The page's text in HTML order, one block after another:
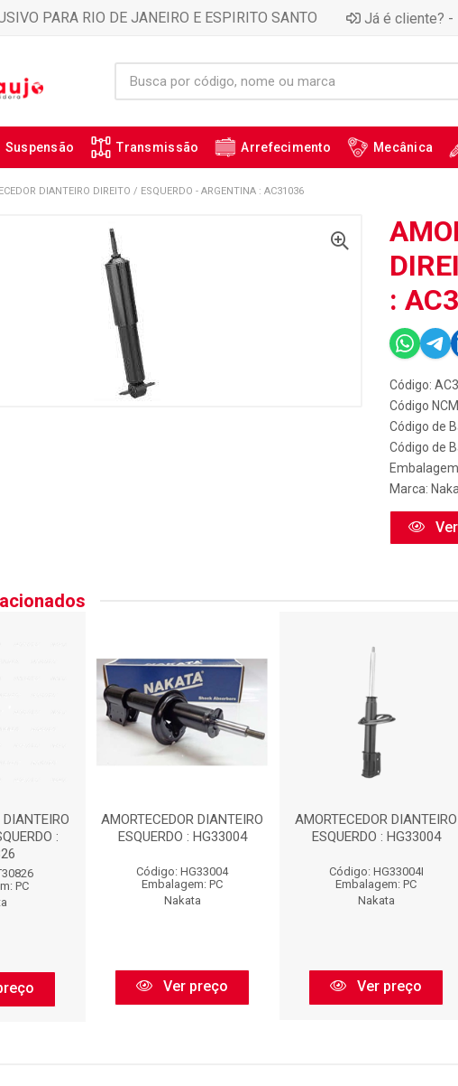
PARA RIO DE JANEIRO E ESPIRITO SANTO Já é cliente? -
Suspensão Transmissão Arrefecimento Mecânica
DIANTEIRO DIREITO / ESQUERDO - ARGENTINA : AC31036
:
Código:
Código
Código de
Código de
Marca:
DIANTEIRO
:
PC
AMORTECEDOR DIANTEIRO
ESQUERDO : HG33004
Código: HG33004
Embalagem: PC
Nakata
Ver preço
AMORTECEDOR DIANTEIRO
ESQUERDO : HG33004
Código: HG33004I
Embalagem: PC
Nakata
Ver preço